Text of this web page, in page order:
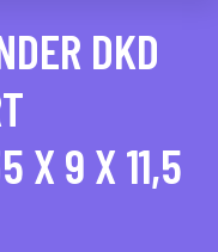
DKD
X 9 X 11,5